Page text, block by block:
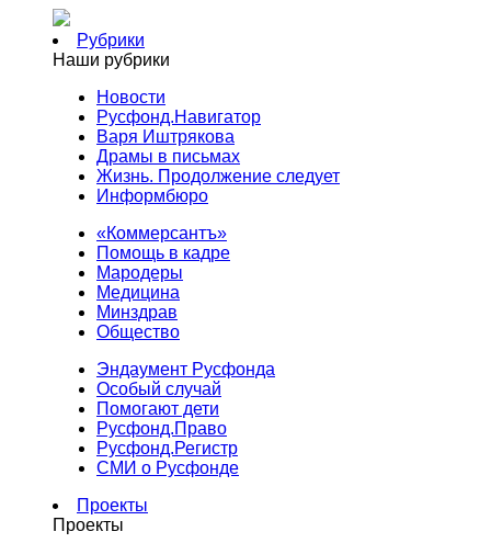
Рубрики
Наши рубрики
Новости
Русфонд.Навигатор
Варя Иштрякова
Драмы в письмах
Жизнь. Продолжение следует
Информбюро
«Коммерсантъ»
Помощь в кадре
Мародеры
Медицина
Минздрав
Общество
Эндаумент Русфонда
Особый случай
Помогают дети
Русфонд.Право
Русфонд.Регистр
СМИ о Русфонде
Проекты
Проекты